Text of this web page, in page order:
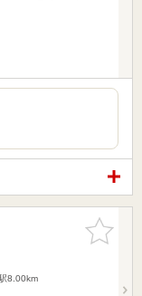
お気に入
りに追加
8.00km